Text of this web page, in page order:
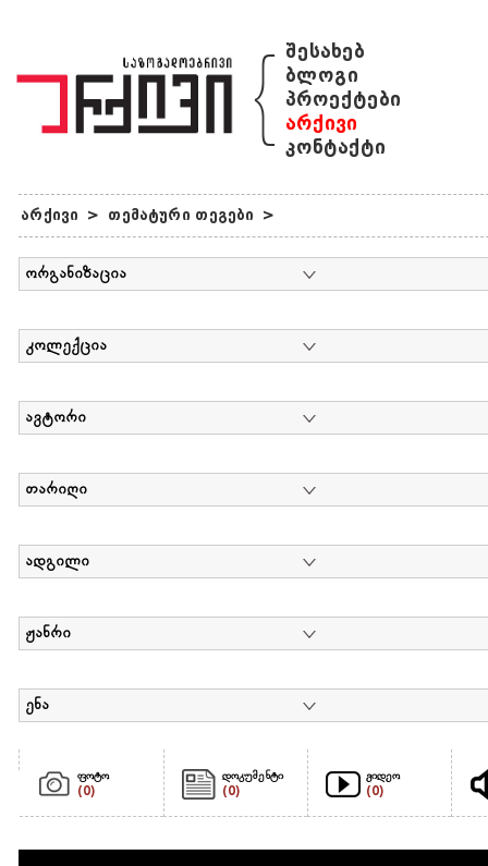
{ შესახებ
ბლოგი
პროექტები
არქივი
კონტაქტი
არქივი > თემატური თეგები >
ორგანიზაცია
კოლექცია
ავტორი
თარიღი
ადგილი
ჟანრი
ენა
ფოტო
(0)
დოკუმენტი
(0)
ვიდეო
(0)